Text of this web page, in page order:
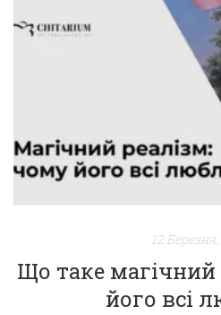
Ніккі Сміт-Дейл —
жива історія про
приймати допомогу.
розважає, а й
12
Що таке магічний
його всі